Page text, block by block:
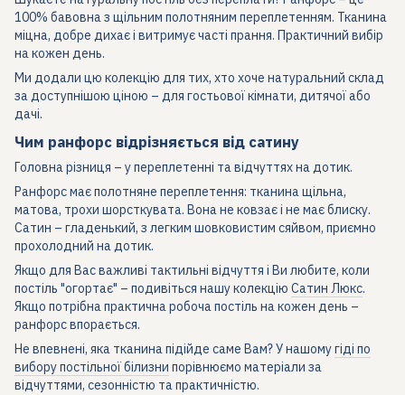
100% бавовна з щільним полотняним переплетенням. Тканина
міцна, добре дихає і витримує часті прання. Практичний вибір
на кожен день.
Ми додали цю колекцію для тих, хто хоче натуральний склад
за доступнішою ціною – для гостьової кімнати, дитячої або
дачі.
Чим ранфорс відрізняється від сатину
Головна різниця – у переплетенні та відчуттях на дотик.
Ранфорс має полотняне переплетення: тканина щільна,
матова, трохи шорсткувата. Вона не ковзає і не має блиску.
Сатин – гладенький, з легким шовковистим сяйвом, приємно
прохолодний на дотик.
Якщо для Вас важливі тактильні відчуття і Ви любите, коли
постіль "огортає" – подивіться нашу колекцію Сатин Люкс.
Якщо потрібна практична робоча постіль на кожен день –
ранфорс впорається.
Не впевнені, яка тканина підійде саме Вам? У нашомугіді по
вибору постільної білизни порівнюємо матеріали за
відчуттями, сезонністю та практичністю.